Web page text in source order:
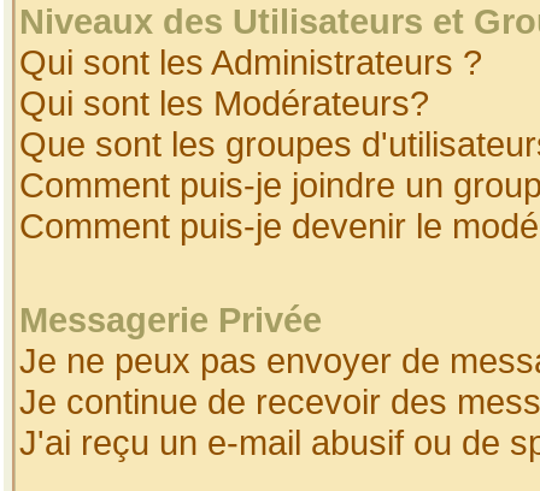
Niveaux des Utilisateurs et
Qui sont les Administrateurs ?
Qui sont les Modérateurs?
Que sont les groupes
Comment puis-je joindre un
Comment puis-je devenir le
Messagerie Privée
Je ne peux pas envoyer de
Je continue de recevoir des
J'ai reçu un e-mail abusif ou de